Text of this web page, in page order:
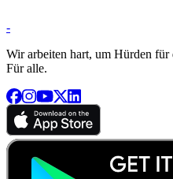
-
Wir arbeiten hart, um Hürden für
Für alle.